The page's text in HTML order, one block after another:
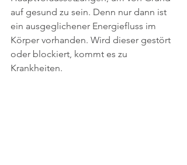
auf gesund zu sein. Denn nur dann ist
ein ausgeglichener Energiefluss im
Körper vorhanden. Wird dieser gestört
oder blockiert, kommt es zu
Krankheiten.